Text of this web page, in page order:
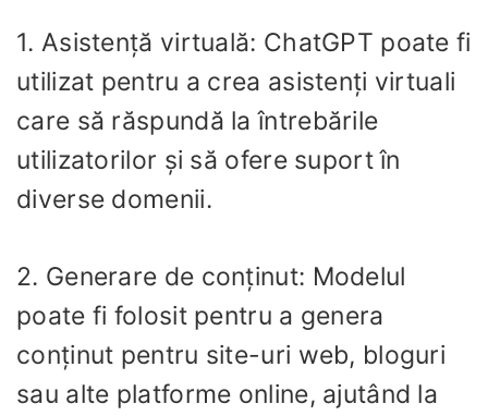
1. Asistență virtuală: ChatGPT poate fi
utilizat pentru a crea asistenți virtuali
care să răspundă la întrebările
utilizatorilor și să ofere suport în
diverse domenii.
2. Generare de conținut: Modelul
poate fi folosit pentru a genera
conținut pentru site-uri web, bloguri
sau alte platforme online, ajutând la